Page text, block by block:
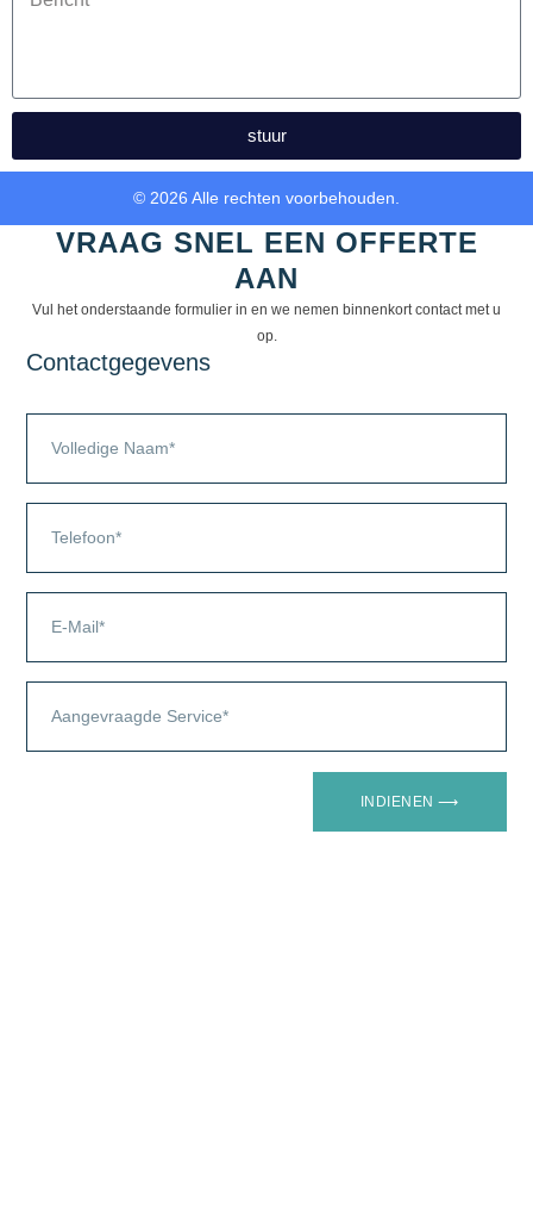
stuur
© 2026 Alle rechten voorbehouden.
VRAAG SNEL EEN OFFERTE
AAN
Vul het onderstaande formulier in en we nemen binnenkort contact met u
op.
Contactgegevens
INDIENEN ⟶